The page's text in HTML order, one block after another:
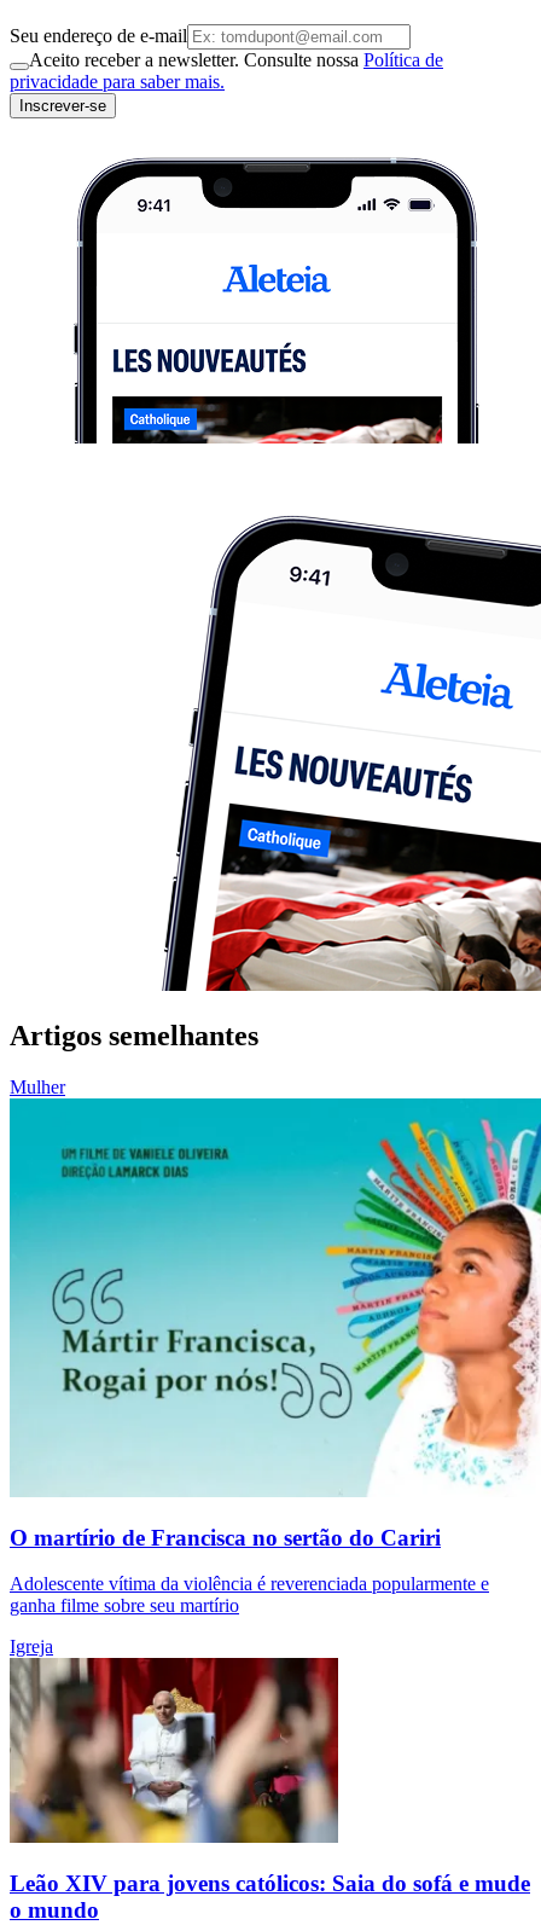
Seu endereço de e-mail
Aceito receber a newsletter. Consulte nossa Política de
privacidade para saber mais.
Inscrever-se
Artigos semelhantes
Mulher
O martírio de Francisca no sertão do Cariri
Adolescente vítima da violência é reverenciada popularmente e
ganha filme sobre seu martírio
Igreja
Leão XIV para jovens católicos: Saia do sofá e mude
o mundo